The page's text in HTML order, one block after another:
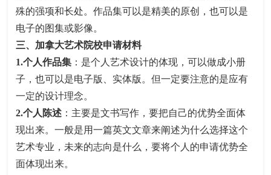
殊的强项和长处。作品集可以是精美的原创，也可以是
电子的图集或影像。
三、加拿大艺术院校申请材料
1.个人作品集 ：是个人艺术设计的体现，可以做成小册
子，也可以是电子版、实体版。但一定要注意的是应有
一定的设计理念。
2.个人陈述 ：主要是文书写作，要把自己的优势全面体
现出来。一般是用一篇英文文章来阐述为什么选择这个
艺术专业，未来的志向是什么，要将个人的申请优势全
面体现出来。